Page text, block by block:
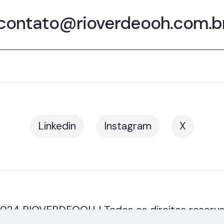
Linkedin Instagram X
RIOVERDEOOH | Todos os direitos